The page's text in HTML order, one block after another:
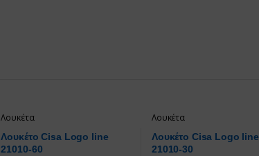
Λουκέτα
Λουκέτο Cisa Logo line
21010-60
Λουκέτα
Λουκέτο Cisa Logo line
21010-30